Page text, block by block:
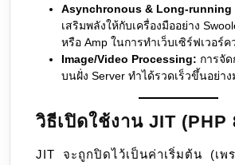
Asynchronous & Long-running
เสริมพลังให้กับเครื่องมืออย่าง
หรือ Amp ในการทำเว็บเซิร์ฟเวอร์ค
Image/Video Processing: การจั
บนฝั่ง Server ทำได้รวดเร็วขึ้นอย่าง
วิธีเปิดใช้งาน JIT (PHP
JIT จะถูกปิดไว้เป็นค่าเริ่มต้น (เพ